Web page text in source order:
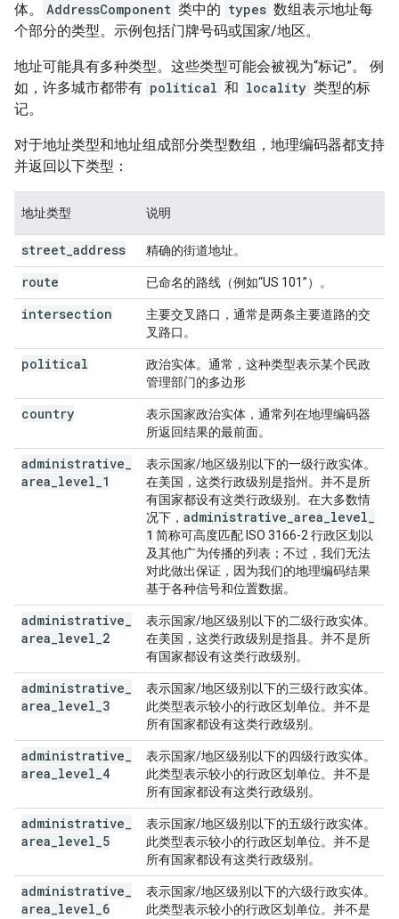
体。
AddressComponent 类中的 types 数组表示地址每
个部分的类型。示例包括门牌号码或国家/地区。
地址可能具有多种类型。这些类型可能会被视为“标记”。 例
如，许多城市都带有 political 和 locality 类型的标
记。
对于地址类型和地址组成部分类型数组，地理编码器都支持
并返回以下类型：
地址类型 说明
street address 精确的街道地址。
route 已命名的路线（例如“US 101”）。
intersection
主要交叉路口，通常是两条主要道路的交
叉路口。
political
政治实体。通常，这种类型表示某个民政
管理部门的多边形
country
表示国家政治实体，通常列在地理编码器
所返回结果的最前面。
administrative
area level 1
表示国家/地区级别以下的一级行政实体。
在美国，这类行政级别是指州。并不是所
有国家都设有这类行政级别。在大多数情
况下， administrative area level
1 简称可高度匹配 ISO 3166-2 行政区划以
及其他广为传播的列表；不过，我们无法
对此做出保证，因为我们的地理编码结果
基于各种信号和位置数据。
administrative
area level 2
表示国家/地区级别以下的二级行政实体。
在美国，这类行政级别是指县。并不是所
有国家都设有这类行政级别。
administrative
area level 3
表示国家/地区级别以下的三级行政实体。
此类型表示较小的行政区划单位。并不是
所有国家都设有这类行政级别。
administrative
area level 4
表示国家/地区级别以下的四级行政实体。
此类型表示较小的行政区划单位。并不是
所有国家都设有这类行政级别。
administrative
area level 5
表示国家/地区级别以下的五级行政实体。
此类型表示较小的行政区划单位。并不是
所有国家都设有这类行政级别。
administrative
area level 6
表示国家/地区级别以下的六级行政实体。
此类型表示较小的行政区划单位。并不是